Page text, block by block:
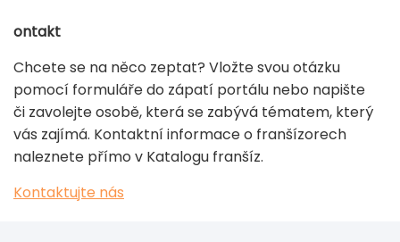
ontakt
Chcete se na něco zeptat? Vložte svou otázku
pomocí formuláře do zápatí portálu nebo napište
či zavolejte osobě, která se zabývá tématem, který
vás zajímá. Kontaktní informace o franšízorech
naleznete přímo v Katalogu franšíz.
Kontaktujte nás